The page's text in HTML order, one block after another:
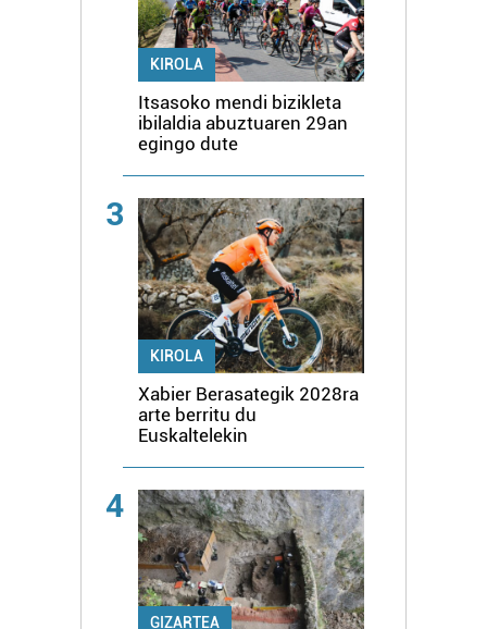
KIROLA
Itsasoko mendi bizikleta
ibilaldia abuztuaren 29an
egingo dute
3
KIROLA
Xabier Berasategik 2028ra
arte berritu du
Euskaltelekin
4
GIZARTEA